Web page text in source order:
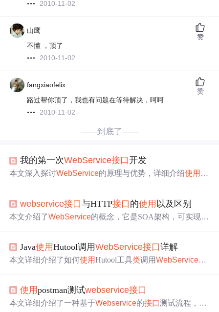
2010-11-02
山鹰
不懂 ，顶了
2010-11-02
赞
fangxiaofelix
路过帮你顶了，我也有问题在等待解决，呵呵
2010-11-02
赞
——到底了——
我的第一次WebService接口开发
本文深入探讨WebService的原理与优势，详细介绍使用 C
webservice接口与HTTP接口 的使用 以及区别
本文介绍了WebService的概念，它是SOA架构，可实现不
点、URL解析、协议结构，以及POST与GET请求的区别，
并通过Postman和Jmeter对不同类型的HTTP接口进行调用测
Java使用Hutool调用WebService接口详解
本文详细介绍了如何使用Hutool工具类调用WebService接
和多命名空间的调用方法，帮助开发者更好地理解和应用
Hutool进行WebService接口操作。
使用postman测试webservice接口
本文详细介绍了一种基于Webservice的接口测试流程，包